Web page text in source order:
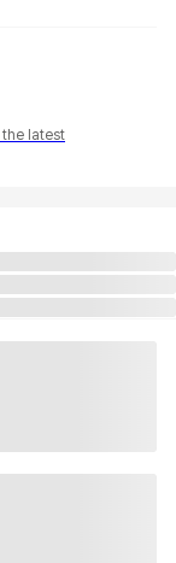
the latest